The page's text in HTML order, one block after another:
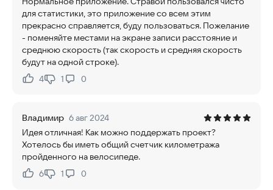
для статистики, это приложение со всем этим
прекрасно справляется, буду пользоваться. Пожелание
- поменяйте местами на экране записи расстояние и
среднюю скорость (так скорость и средняя скорость
будут на одной строке).
Нравится:
4Не нравится:
1 0
Владимир 6 авг 2024
Идея отличная! Как можно поддержать проект?
Хотелось бы иметь общий счетчик километража
пройденного на велосипеде.
Нравится:
6Не нравится:
1 0